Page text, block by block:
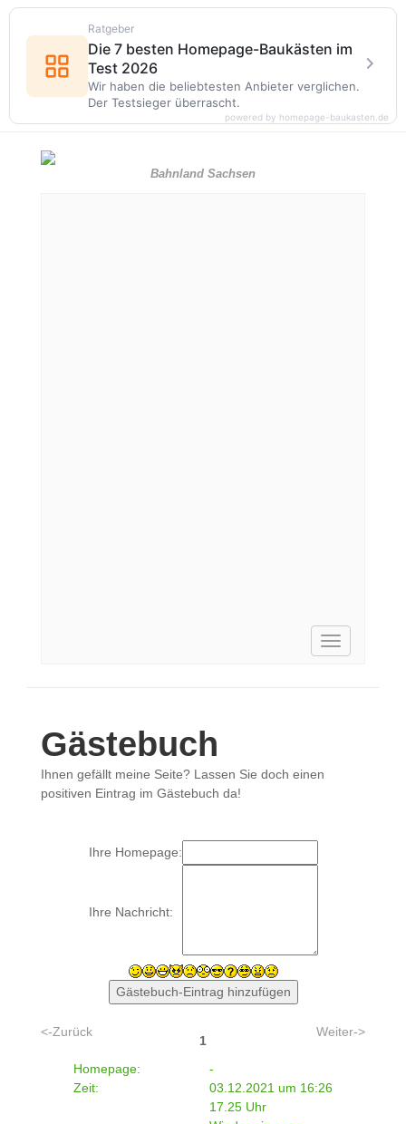
Bahnland Sachsen
Toggle
Gästebuch
Ihnen gefällt meine Seite? Lassen Sie doch einen
positiven Eintrag im Gästebuch da!
Ihre Homepage:
Ihre Nachricht:
<-Zurück
1
Weiter->
Homepage:
-
Zeit:
03.12.2021 um 16:26
17.25 Uhr
Ratgeber
Die 7 besten Homepage-Baukästen im
Test 2026
Wir haben die beliebtesten Anbieter verglichen.
Der Testsieger überrascht.
powered by homepage-baukasten.de